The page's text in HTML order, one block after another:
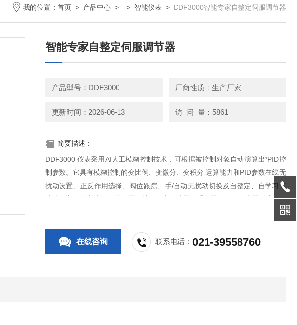
我的位置： 首页 > 产品中心 > > 智能仪表 > DDF3000智能专家自整定伺服调节器
智能专家自整定伺服调节器
产品型号：DDF3000 厂商性质：生产厂家
更新时间：2026-06-13 访 问 量：5861
简要描述：
DDF3000 仪表采用AI人工模糊控制技术，可根据被控制对象自动演算出*PID控
制参数。它具有模糊控制的变比例、变微分、变积分 运算能力和PID参数在线无
扰动设置、正反作用选择、阀位跟踪、手/自动无扰动切换及自整定、自学习等
功能，它可以直接驱动执行器，替代了由调节器、手操器、伺服放大器组成的调
在线咨询 联系电话：021-39558760